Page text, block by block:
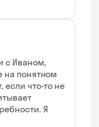
с Иваном,
на понятном
если что-то не
Я